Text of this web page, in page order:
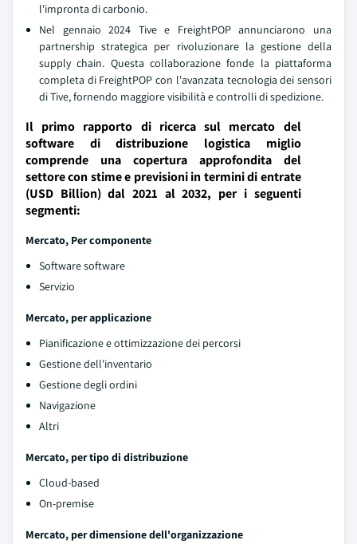
l'impronta di carbonio.
Nel gennaio 2024 Tive e FreightPOP annunciarono una
partnership strategica per rivoluzionare la gestione della
supply chain. Questa collaborazione fonde la piattaforma
completa di FreightPOP con l'avanzata tecnologia dei sensori
di Tive, fornendo maggiore visibilità e controlli di spedizione.
Il primo rapporto di ricerca sul mercato del
software di distribuzione logistica miglio
comprende una copertura approfondita del
settore con stime e previsioni in termini di entrate
(USD Billion) dal 2021 al 2032, per i seguenti
segmenti:
Mercato, Per componente
Software software
Servizio
Mercato, per applicazione
Pianificazione e ottimizzazione dei percorsi
Gestione dell'inventario
Gestione degli ordini
Navigazione
Altri
Mercato, per tipo di distribuzione
Cloud-based
On-premise
Mercato, per dimensione dell'organizzazione